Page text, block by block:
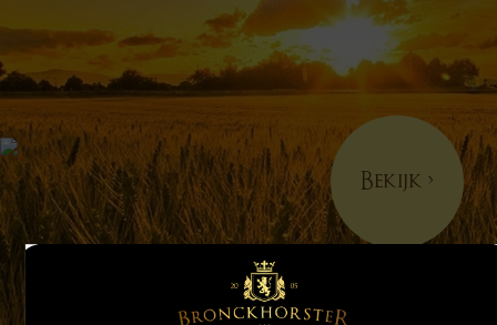
Bekijk >